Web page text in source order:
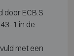
door ECB.S
1 in de
met een